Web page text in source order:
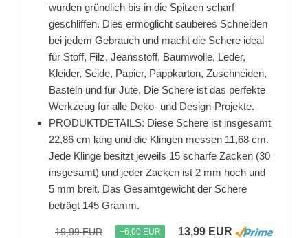
wurden gründlich bis in die Spitzen scharf
geschliffen. Dies ermöglicht sauberes Schneiden
bei jedem Gebrauch und macht die Schere ideal
für Stoff, Filz, Jeansstoff, Baumwolle, Leder,
Kleider, Seide, Papier, Pappkarton, Zuschneiden,
Basteln und für Jute. Die Schere ist das perfekte
Werkzeug für alle Deko- und Design-Projekte.
PRODUKTDETAILS: Diese Schere ist insgesamt
22,86 cm lang und die Klingen messen 11,68 cm.
Jede Klinge besitzt jeweils 15 scharfe Zacken (30
insgesamt) und jeder Zacken ist 2 mm hoch und
5 mm breit. Das Gesamtgewicht der Schere
beträgt 145 Gramm.
19,99 EUR −6,00 EUR 13,99 EUR